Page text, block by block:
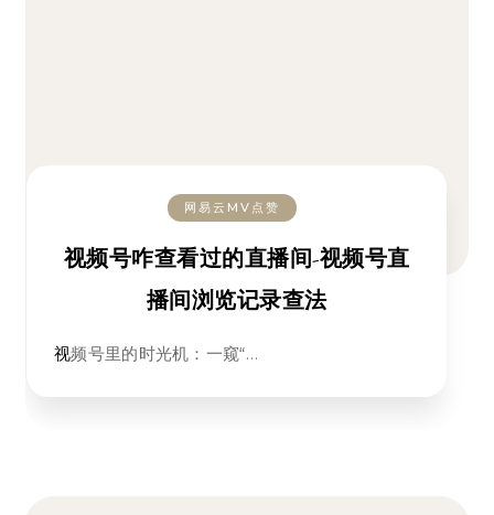
网易云MV点赞
视频号咋查看过的直播间-视频号直
播间浏览记录查法
视频号里的时光机：一窥“…